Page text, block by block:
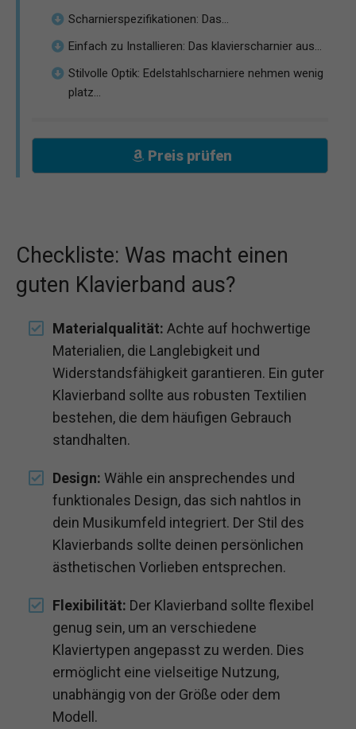
Scharnierspezifikationen: Das...
Einfach zu Installieren: Das klavierscharnier aus...
Stilvolle Optik: Edelstahlscharniere nehmen wenig
platz...
Preis prüfen
Checkliste: Was macht einen
guten Klavierband aus?
Materialqualität: Achte auf hochwertige
Materialien, die Langlebigkeit und
Widerstandsfähigkeit garantieren. Ein guter
Klavierband sollte aus robusten Textilien
bestehen, die dem häufigen Gebrauch
standhalten.
Design: Wähle ein ansprechendes und
funktionales Design, das sich nahtlos in
dein Musikumfeld integriert. Der Stil des
Klavierbands sollte deinen persönlichen
ästhetischen Vorlieben entsprechen.
Flexibilität: Der Klavierband sollte flexibel
genug sein, um an verschiedene
Klaviertypen angepasst zu werden. Dies
ermöglicht eine vielseitige Nutzung,
unabhängig von der Größe oder dem
Modell.